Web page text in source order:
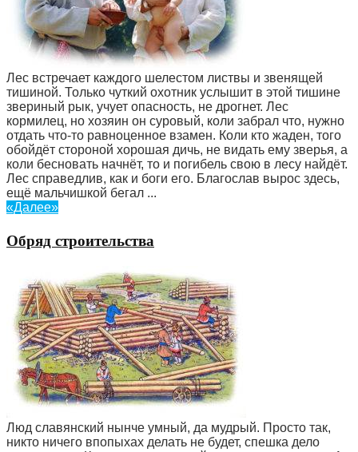
Лес встречает каждого шелестом листвы и звенящей
тишиной. Только чуткий охотник услышит в этой тишине
звериный рык, учует опасность, не дрогнет. Лес
кормилец, но хозяин он суровый, коли забрал что, нужно
отдать что-то равноценное взамен. Коли кто жаден, того
обойдёт стороной хорошая дичь, не видать ему зверья, а
коли бесновать начнёт, то и погибель свою в лесу найдёт.
Лес справедлив, как и боги его. Благослав вырос здесь,
ещё мальчишкой бегал ...
«Далее»
Обряд строительства
Люд славянский нынче умный, да мудрый. Просто так,
никто ничего впопыхах делать не будет, спешка дело